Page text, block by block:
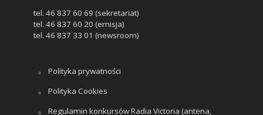
tel. 46 837 60 69 (sekretariat)
tel. 46 837 60 20 (emisja)
tel. 46 837 33 01 (newsroom)
Polityka prywatności
Polityka Cookies
Regulamin konkursów Radia Victoria (antena,